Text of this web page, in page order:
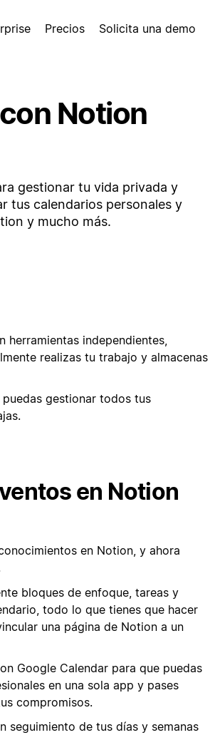
Precios Solicita una demo
Notion
gestionar tu vida privada y
tus calendarios personales y
y mucho más.
herramientas independientes,
realizas tu trabajo y almacenas
gestionar todos tus
en Notion
en Notion, y ahora
bloques de enfoque, tareas y
todo lo que tienes que hacer
una página de Notion a un
Google Calendar para que puedas
en una sola app y pases
compromisos.
seguimiento de tus días y semanas